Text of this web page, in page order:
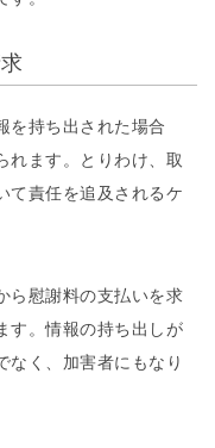
を持ち出された場合
れます。とりわけ、取
て責任を追及されるケ
ら慰謝料の支払いを求
す。情報の持ち出しが
なく、加害者にもなり